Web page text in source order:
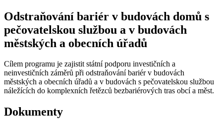
Odstraňování bariér v budovách domů s
pečovatelskou službou a v budovách
městských a obecních úřadů
Cílem programu je zajistit státní podporu investičních a
neinvestičních záměrů při odstraňování bariér v budovách
městských a obecních úřadů a v budovách s pečovatelskou službou
náležících do komplexních řetězců bezbariérových tras obcí a měst.
Dokumenty